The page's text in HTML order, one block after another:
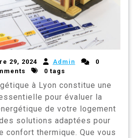
29, 2024 Admin
0
0 tags
à Lyon constitue une
pour évaluer la
de votre logement
solutions adaptées pour
confort thermique. Que vous